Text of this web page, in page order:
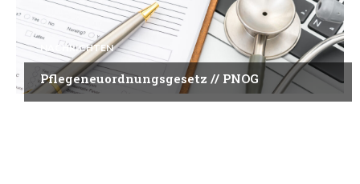
NACHRICHTEN
Pflegeneuordnungsgesetz // PNOG